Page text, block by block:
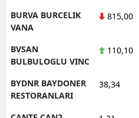
BURVA BURCELIK
VANA
815,00
BVSAN
BULBULOGLU VINC
110,10
BYDNR BAYDONER
RESTORANLARI
38,34